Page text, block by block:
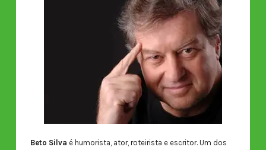
Beto Silva é humorista, ator, roteirista e escritor. Um dos